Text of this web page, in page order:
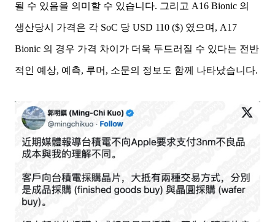
될 수 있음을 의미할 수 있습니다. 그리고 A16 Bionic 의
생산당시 가격은 각 SoC 당 USD 110 ($) 였으며, A17
Bionic 의 경우 가격 차이가 더욱 두드러질 수 있다는 전반
적인 예상, 예측, 루머, 소문의 정보도 함께 나타났습니다.